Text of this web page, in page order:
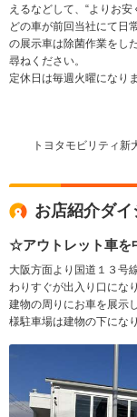
えるなどして、“よりお
どの車が前回当社にて日
の展示車は除菌作業をし
尋ねください。
定休日は毎週火曜になり
トヨタモビリティ
お店紹介ダイ
☆アウトレット車を
大阪方面より国道１３号
わりすぐが出入り口にな
建物の周りにお車を展示
様駐車場は建物の下にな